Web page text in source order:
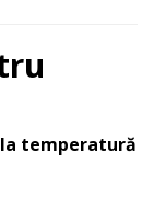
temperatură